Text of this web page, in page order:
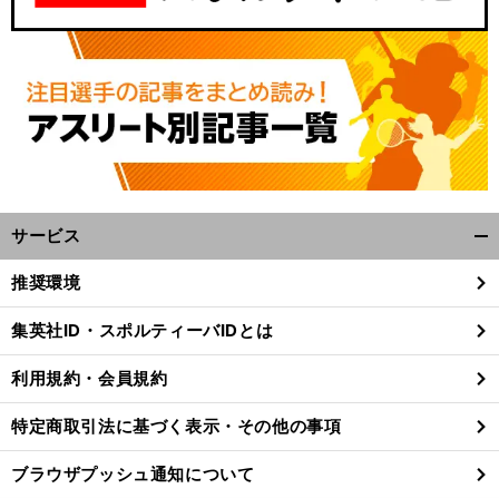
サービス
閉
る
推奨環境
集英社ID・スポルティーバIDとは
利用規約・会員規約
特定商取引法に基づく表示・その他の事項
ブラウザプッシュ通知について